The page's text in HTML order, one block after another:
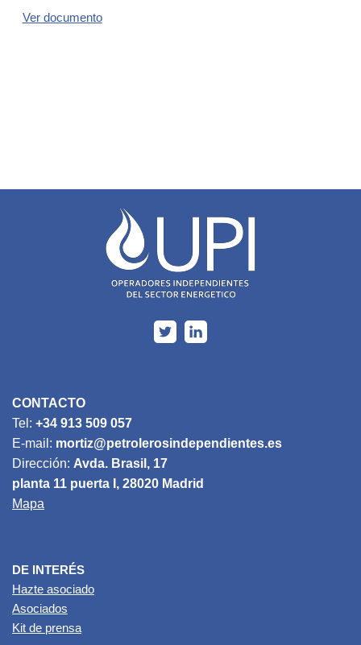
Ver documento
CONTACTO
Tel: +34 913 509 057
E-mail: mortiz@petrolerosindependientes.es
Dirección: Avda. Brasil, 17
planta 11 puerta I, 28020 Madrid
Mapa
DE INTERÉS
Hazte asociado
Asociados
Kit de prensa